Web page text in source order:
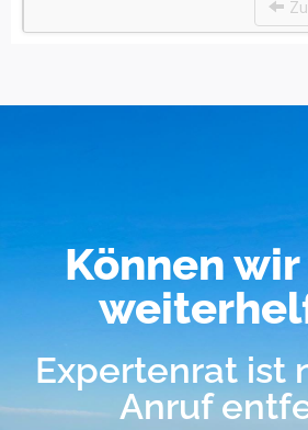
Können
Expertenrat ist
Anruf